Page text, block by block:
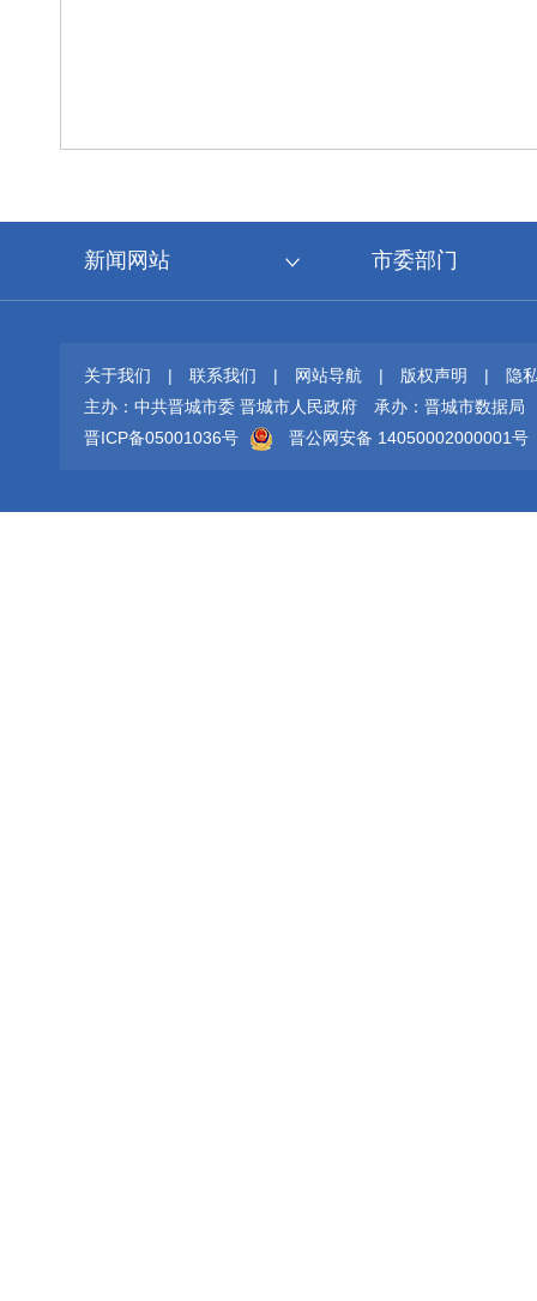
新闻网站 市委部门
关于我们 | 联系我们 | 网站导航 | 版权声明 |
隐
主办：中共晋城市委 晋城市人民政府
承办：晋城市数据局
晋ICP备05001036号
晋公网安备 14050002000001号